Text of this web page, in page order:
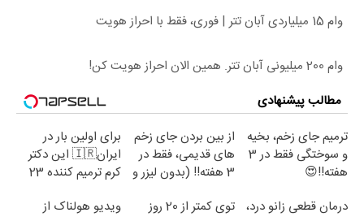
وام 15 میلیاردی آبان تتر | فوری، فقط با احراز هویت
وام 200 میلیونی آبان تتر. همین الان احراز هویت کن!
مطالب پیشنهادی
ترمیم جای زخم، بخیه
و سوختگی فقط در 3
هفته!!😍
از بین بردن جای زخم
های قدیمی، فقط در
3 هفته!! (بدون لیزر و
برای اولین بار در
ایران🇮🇷 این دکتر
کرم ترمیم کننده 23
درمان قطعی زانو درد،
توی کمتر از 20 روز
ویدیو هولناک از